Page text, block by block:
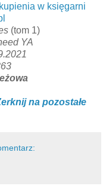
w księgarni
(tom 1)
YA
na pozostałe